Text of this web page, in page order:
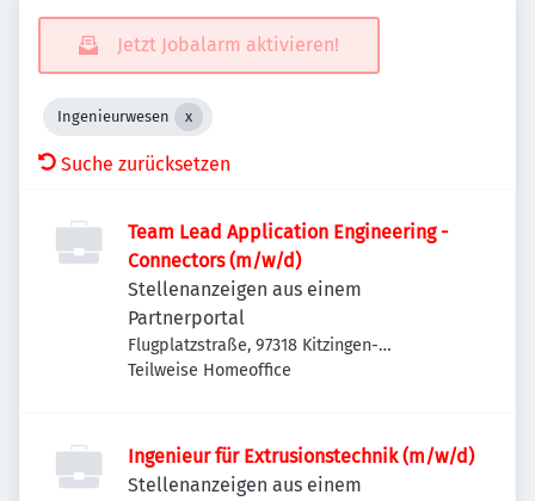
Jetzt Jobalarm aktivieren!
Ingenieurwesen
Suche zurücksetzen
Team Lead Application Engineering -
Connectors (m/w/d)
Stellenanzeigen aus einem
Partnerportal
Flugplatzstraße, 97318 Kitzingen-
Etwashausen, Deutschland
Teilweise Homeoffice
Ingenieur für Extrusionstechnik (m/w/d)
Stellenanzeigen aus einem